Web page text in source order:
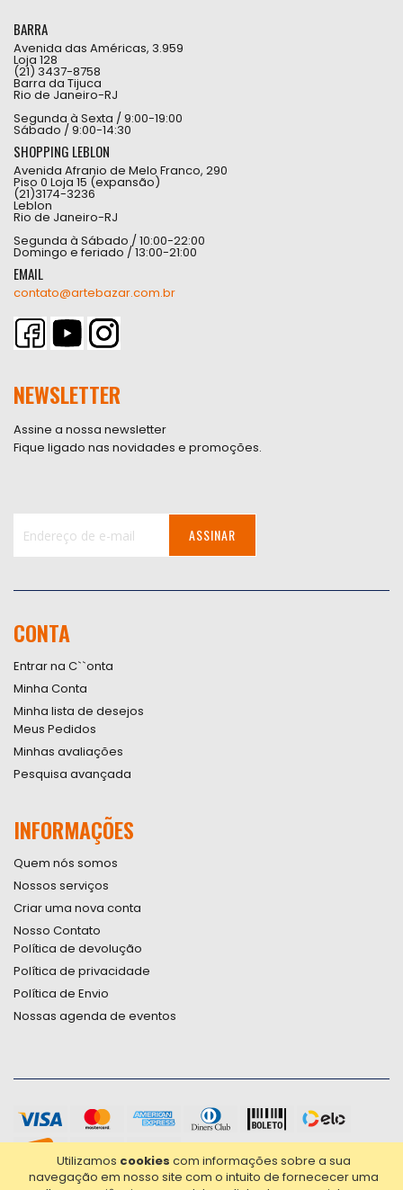
Utilizamos cookies com informações sobre a sua
navegação em nosso site com o intuito de fornececer uma
BARRA
Avenida das Américas, 3.959
Loja 128
(21) 3437-8758
Barra da Tijuca
Rio de Janeiro-RJ
Segunda à Sexta / 9:00-19:00
Sábado / 9:00-14:30
SHOPPING LEBLON
Avenida Afranio de Melo Franco, 290
Piso 0 Loja 15 (expansão)
(21)3174-3236
Leblon
Rio de Janeiro-RJ
Segunda à Sábado / 10:00-22:00
Domingo e feriado / 13:00-21:00
EMAIL
contato@artebazar.com.br
NEWSLETTER
Assine a nossa newsletter
Fique ligado nas novidades e promoções.
Newsletter:
ASSINAR
CONTA
Entrar na C``onta
Minha Conta
Minha lista de desejos
Meus Pedidos
Minhas avaliações
Pesquisa avançada
INFORMAÇÕES
Quem nós somos
Nossos serviços
Criar uma nova conta
Nosso Contato
Política de devolução
Política de privacidade
Política de Envio
Nossas agenda de eventos